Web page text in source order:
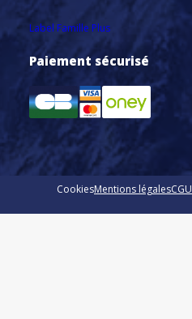
Label Famille Plus
Paiement sécurisé
CookiesMentions légalesCGU